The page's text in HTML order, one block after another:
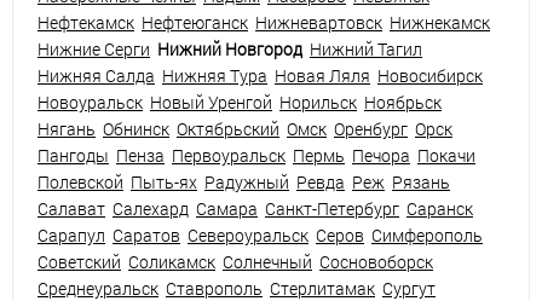
Нефтекамск Нефтеюганск Нижневартовск Нижнекамск
Нижние Серги Нижний Новгород Нижний Тагил
Нижняя Салда Нижняя Тура Новая Ляля Новосибирск
Новоуральск Новый Уренгой Норильск Ноябрьск
Нягань Обнинск Октябрьский Омск Оренбург Орск
Пангоды Пенза Первоуральск Пермь Печора Покачи
Полевской Пыть-ях Радужный Ревда Реж Рязань
Салават Салехард Самара Санкт-Петербург Саранск
Сарапул Саратов Североуральск Серов Симферополь
Советский Соликамск Солнечный Сосновоборск
Среднеуральск Ставрополь Стерлитамак Сургут